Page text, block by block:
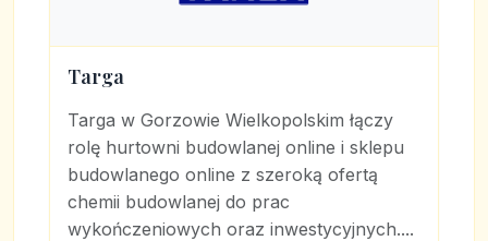
Targa
Targa w Gorzowie Wielkopolskim łączy
rolę hurtowni budowlanej online i sklepu
budowlanego online z szeroką ofertą
chemii budowlanej do prac
wykończeniowych oraz inwestycyjnych....